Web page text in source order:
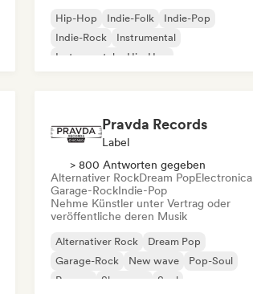
Hip-Hop Indie-Folk
Indie-Pop
Indie-Rock
Instrumental
Instrumentaler Hip-Hop
Pravda Records
Label
> 800 Antworten gegeben
Alternativer RockDream PopElectronica
Garage-RockIndie-Pop
Nehme Künstler unter Vertrag oder
veröffentliche deren Musik
Alternativer Rock
Dream Pop
Garage-Rock
New wave
Pop-Soul
Reggae
Shoegaze Soul